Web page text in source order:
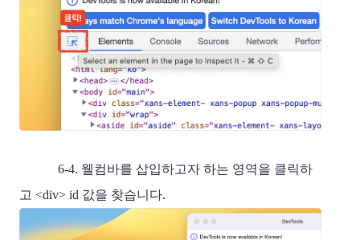
6-4. 웰컴바를 삽입하고자 하는 영역을 클릭하
고 <div> id 값을 찾습니다.